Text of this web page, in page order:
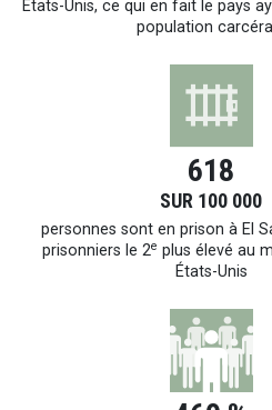
États-Unis, ce qui en fait le pays
population
618
SUR 100 000
personnes sont en prison à El
prisonniers le 2e plus élevé au
États-Unis